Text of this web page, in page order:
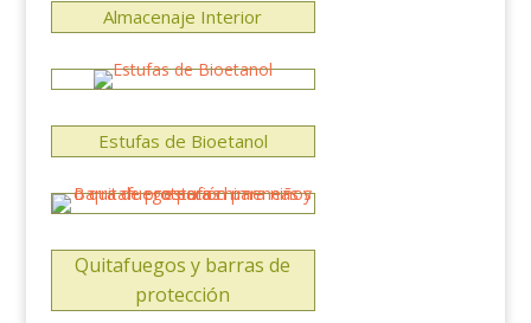
Almacenaje Interior
Estufas de Bioetanol
Quitafuegos y barras de
protección